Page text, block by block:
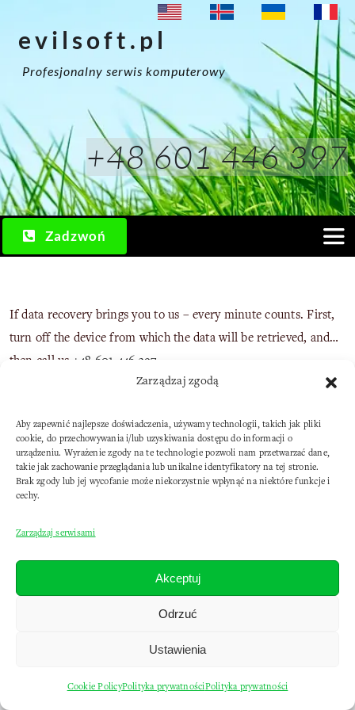
Zarządzaj zgodą
Aby zapewnić najlepsze doświadczenia, używamy technologii, takich jak pliki
cookie, do przechowywania i/lub uzyskiwania dostępu do informacji o
urządzeniu. Wyrażenie zgody na te technologie pozwoli nam przetwarzać dane,
takie jak zachowanie przeglądania lub unikalne identyfikatory na tej stronie.
Brak zgody lub jej wycofanie może niekorzystnie wpłynąć na niektóre funkcje i
cechy.
Zarządzaj serwisami
Akceptuj
Odrzuć
Ustawienia
Cookie PolicyPolityka prywatnościPolityka prywatności
evilsoft.pl
Profesjonalny serwis komputerowy
+48 601 446 397
Zadzwoń
Usługi
Blog
Pomoc
If data recovery brings you to us – every minute counts. First,
turn off the device from which the data will be retrieved, and
then call us +48 601 446 397
We constantly encourage our clients to backup key data.
However, there may be times when the backup also becomes
corrupted.
In such a situationwe offerthe service ofdata recoveryfrom
hard drives, pendrives and USB drives. We have the necessary